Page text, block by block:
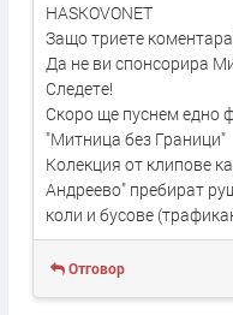
HASKOVONET
Защо триете
Да не ви спонсорира
Следете!
Скоро ще пуснем едно
"Митница без Граници"
Колекция от клипове
Андреево" пребират
коли и бусове
Отговор